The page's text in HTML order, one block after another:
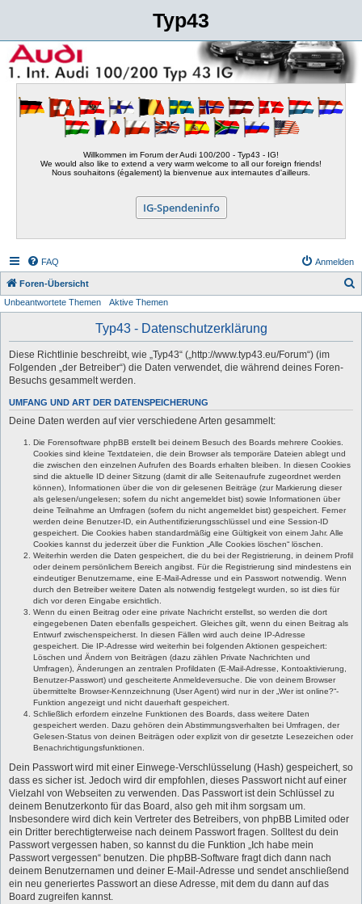
Typ43
Willkommen im Forum der Audi 100/200 - Typ43 - IG!
We would also like to extend a very warm welcome to all our foreign friends!
Nous souhaitons (également) la bienvenue aux internautes d'ailleurs.
IG-Spendeninfo
FAQ Anmelden
Foren-Übersicht
Unbeantwortete Themen Aktive Themen
Typ43 - Datenschutzerklärung
Diese Richtlinie beschreibt, wie „Typ43“ („http://www.typ43.eu/Forum“) (im
Folgenden „der Betreiber“) die Daten verwendet, die während deines Foren-
Besuchs gesammelt werden.
UMFANG UND ART DER DATENSPEICHERUNG
Deine Daten werden auf vier verschiedene Arten gesammelt:
Die Forensoftware phpBB erstellt bei deinem Besuch des Boards mehrere Cookies.
Cookies sind kleine Textdateien, die dein Browser als temporäre Dateien ablegt und
die zwischen den einzelnen Aufrufen des Boards erhalten bleiben. In diesen Cookies
sind die aktuelle ID deiner Sitzung (damit dir alle Seitenaufrufe zugeordnet werden
können), Informationen über die von dir gelesenen Beiträge (zur Markierung dieser
als gelesen/ungelesen; sofern du nicht angemeldet bist) sowie Informationen über
deine Teilnahme an Umfragen (sofern du nicht angemeldet bist) gespeichert. Ferner
werden deine Benutzer-ID, ein Authentifizierungsschlüssel und eine Session-ID
gespeichert. Die Cookies haben standardmäßig eine Gültigkeit von einem Jahr. Alle
Cookies kannst du jederzeit über die Funktion „Alle Cookies löschen“ löschen.
Weiterhin werden die Daten gespeichert, die du bei der Registrierung, in deinem Profil
oder deinem persönlichem Bereich angibst. Für die Registrierung sind mindestens ein
eindeutiger Benutzername, eine E-Mail-Adresse und ein Passwort notwendig. Wenn
durch den Betreiber weitere Daten als notwendig festgelegt wurden, so ist dies für
dich vor deren Eingabe ersichtlich.
Wenn du einen Beitrag oder eine private Nachricht erstellst, so werden die dort
eingegebenen Daten ebenfalls gespeichert. Gleiches gilt, wenn du einen Beitrag als
Entwurf zwischenspeicherst. In diesen Fällen wird auch deine IP-Adresse
gespeichert. Die IP-Adresse wird weiterhin bei folgenden Aktionen gespeichert:
Löschen und Ändern von Beiträgen (dazu zählen Private Nachrichten und
Umfragen), Änderungen an zentralen Profildaten (E-Mail-Adresse, Kontoaktivierung,
Benutzer-Passwort) und gescheiterte Anmeldeversuche. Die von deinem Browser
übermittelte Browser-Kennzeichnung (User Agent) wird nur in der „Wer ist online?“-
Funktion angezeigt und nicht dauerhaft gespeichert.
Schließlich erfordern einzelne Funktionen des Boards, dass weitere Daten
gespeichert werden. Dazu gehören dein Abstimmungsverhalten bei Umfragen, der
Gelesen-Status von deinen Beiträgen oder explizit von dir gesetzte Lesezeichen oder
Benachrichtigungsfunktionen.
Dein Passwort wird mit einer Einwege-Verschlüsselung (Hash) gespeichert, so
dass es sicher ist. Jedoch wird dir empfohlen, dieses Passwort nicht auf einer
Vielzahl von Webseiten zu verwenden. Das Passwort ist dein Schlüssel zu
deinem Benutzerkonto für das Board, also geh mit ihm sorgsam um.
Insbesondere wird dich kein Vertreter des Betreibers, von phpBB Limited oder
ein Dritter berechtigterweise nach deinem Passwort fragen. Solltest du dein
Passwort vergessen haben, so kannst du die Funktion „Ich habe mein
Passwort vergessen“ benutzen. Die phpBB-Software fragt dich dann nach
deinem Benutzernamen und deiner E-Mail-Adresse und sendet anschließend
ein neu generiertes Passwort an diese Adresse, mit dem du dann auf das
Board zugreifen kannst.